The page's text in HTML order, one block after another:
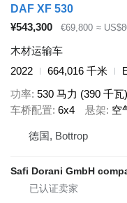
DAF XF 530
¥543,300
€69,800 ≈
木材运输车
2022
664,016 千米
功率 530 马力 (390 千瓦)
车桥配置 6x4 悬架 空
德国, Bottrop
Safi Dorani GmbH